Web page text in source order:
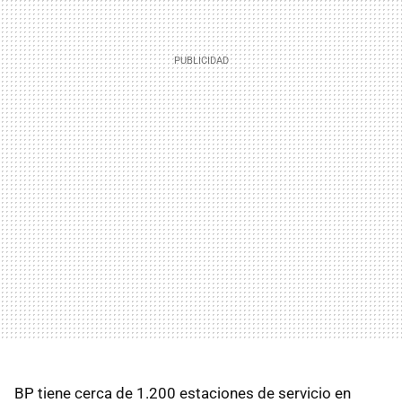
BP tiene cerca de 1.200 estaciones de servicio en